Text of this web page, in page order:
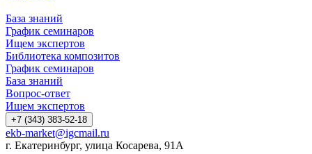
База знаний
График семинаров
Ищем экспертов
Библиотека композитов
График семинаров
База знаний
Вопрос-ответ
Ищем экспертов
+7 (343) 383-52-18
ekb-market@igcmail.ru
г. Екатеринбург, улица Косарева, 91А